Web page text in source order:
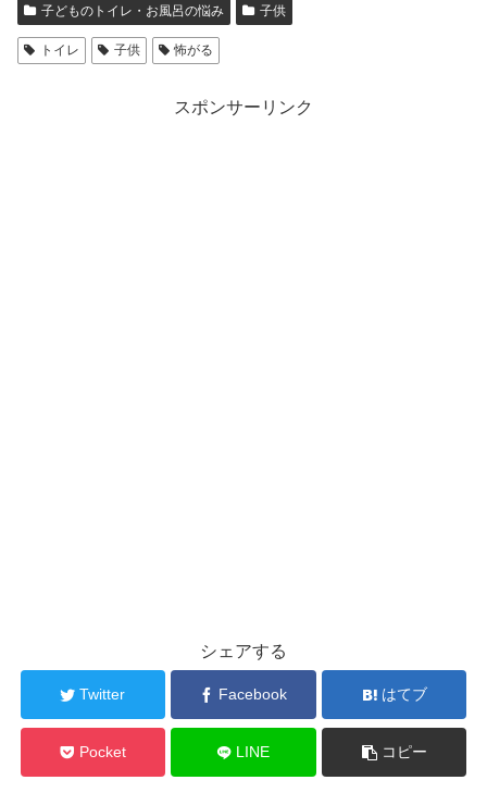
子どものトイレ・お風呂の悩み 子供
トイレ 子供 怖がる
スポンサーリンク
シェアする
Twitter Facebook はてブ
Pocket LINE コピー